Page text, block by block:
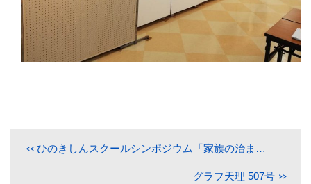
ひのきしんスクールシンポジウム「家族の治まりの思案」
グラフ天理 507号